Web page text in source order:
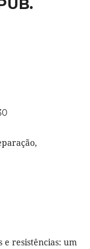
e resistências: um